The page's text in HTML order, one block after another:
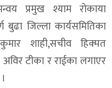
प्रमुख श्याम राेकाया
बुढा जिल्ला कार्यसमितिका
शाही,सचीव हिक्मत
टीका र राईका लगाएर